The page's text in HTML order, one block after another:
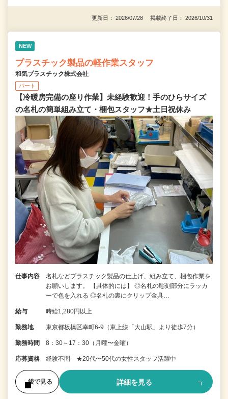
更新日： 2026/07/28 掲載終了日： 2026/10/31
NEW
プラスチック製品の軽作業スタッフ
和気プラスチック株式会社
パート
【冷暖房完備の座り作業】未経験歓迎！手のひらサイズ
の名札の簡単組み立て・梱包スタッフ★土日祝休み
仕事内容
名札などプラスチック製品の仕上げ、組み立て、梱包作業を
お願いします。 【具体的には】 ◎名札の彫刻部分にラッカ
ーで色を入れる ◎名札の裏にクリップ金具…
給与 時給1,280円以上
勤務地 東京都板橋区幸町6-9（東上線「大山駅」より徒歩7分）
勤務時間 8：30～17：30（月曜〜金曜）
応募資格 経験不問 ★20代〜50代の女性スタッフ活躍中
後で見る 詳細を見る